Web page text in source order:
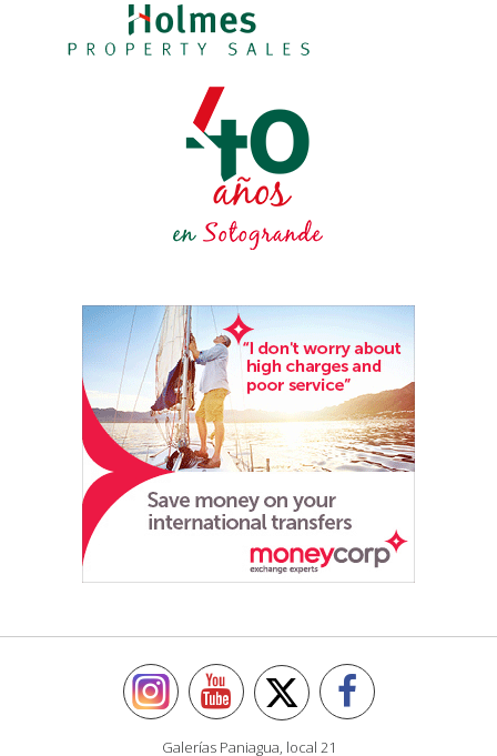
Galerías Paniagua, local 21